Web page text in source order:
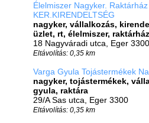
Élelmiszer Nagyker. Raktárház
KER.KIRENDELTSÉG
nagyker, vállalkozás,
üzlet, rt, élelmiszer, raktárház
18 Nagyváradi utca, Eger 3300
Eltávolítás: 0,35 km
Varga Gyula Tojástermékek
nagyker, tojástermékek,
gyula, raktára
29/A Sas utca, Eger 3300
Eltávolítás: 0,35 km